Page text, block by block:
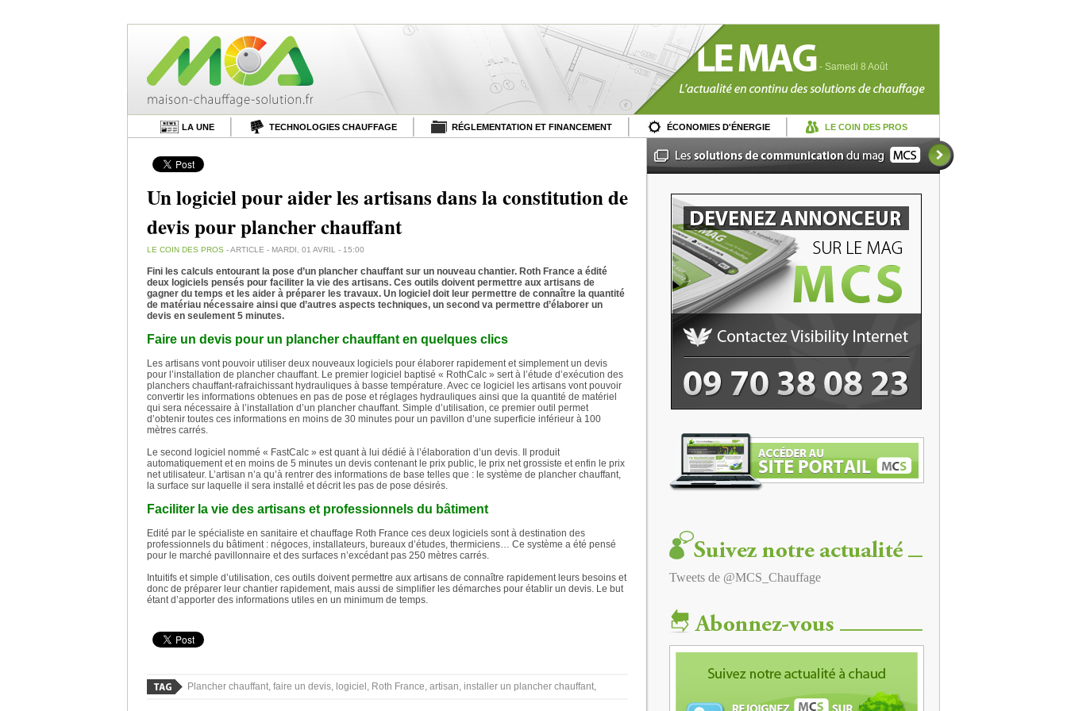
- Samedi 8 Août
LA UNE TECHNOLOGIES CHAUFFAGE RÉGLEMENTATION ET FINANCEMENT ÉCONOMIES D'ÉNERGIE LE COIN DES PROS
Un logiciel pour aider les artisans dans la constitution de
devis pour plancher chauffant
LE COIN DES PROS - ARTICLE - MARDI, 01 AVRIL - 15:00
Fini les calculs entourant la pose d’un plancher chauffant sur un nouveau chantier. Roth France a édité
deux logiciels pensés pour faciliter la vie des artisans. Ces outils doivent permettre aux artisans de
gagner du temps et les aider à préparer les travaux. Un logiciel doit leur permettre de connaître la quantité
de matériau nécessaire ainsi que d’autres aspects techniques, un second va permettre d’élaborer un
devis en seulement 5 minutes.
Faire un devis pour un plancher chauffant en quelques clics
Les artisans vont pouvoir utiliser deux nouveaux logiciels pour élaborer rapidement et simplement un devis
pour l’installation de plancher chauffant. Le premier logiciel baptisé « RothCalc » sert à l’étude d’exécution des
planchers chauffant-rafraichissant hydrauliques à basse température. Avec ce logiciel les artisans vont pouvoir
convertir les informations obtenues en pas de pose et réglages hydrauliques ainsi que la quantité de matériel
qui sera nécessaire à l’installation d’un plancher chauffant. Simple d’utilisation, ce premier outil permet
d’obtenir toutes ces informations en moins de 30 minutes pour un pavillon d’une superficie inférieur à 100
mètres carrés.
Le second logiciel nommé « FastCalc » est quant à lui dédié à l’élaboration d’un devis. Il produit
automatiquement et en moins de 5 minutes un devis contenant le prix public, le prix net grossiste et enfin le prix
net utilisateur. L’artisan n’a qu’à rentrer des informations de base telles que : le système de plancher chauffant,
la surface sur laquelle il sera installé et décrit les pas de pose désirés.
Faciliter la vie des artisans et professionnels du bâtiment
Edité par le spécialiste en sanitaire et chauffage Roth France ces deux logiciels sont à destination des
professionnels du bâtiment : négoces, installateurs, bureaux d’études, thermiciens… Ce système a été pensé
pour le marché pavillonnaire et des surfaces n’excédant pas 250 mètres carrés.
Intuitifs et simple d’utilisation, ces outils doivent permettre aux artisans de connaître rapidement leurs besoins et
donc de préparer leur chantier rapidement, mais aussi de simplifier les démarches pour établir un devis. Le but
étant d’apporter des informations utiles en un minimum de temps.
Plancher chauffant, faire un devis, logiciel, Roth France, artisan, installer un plancher chauffant,
Tweets de @MCS_Chauffage